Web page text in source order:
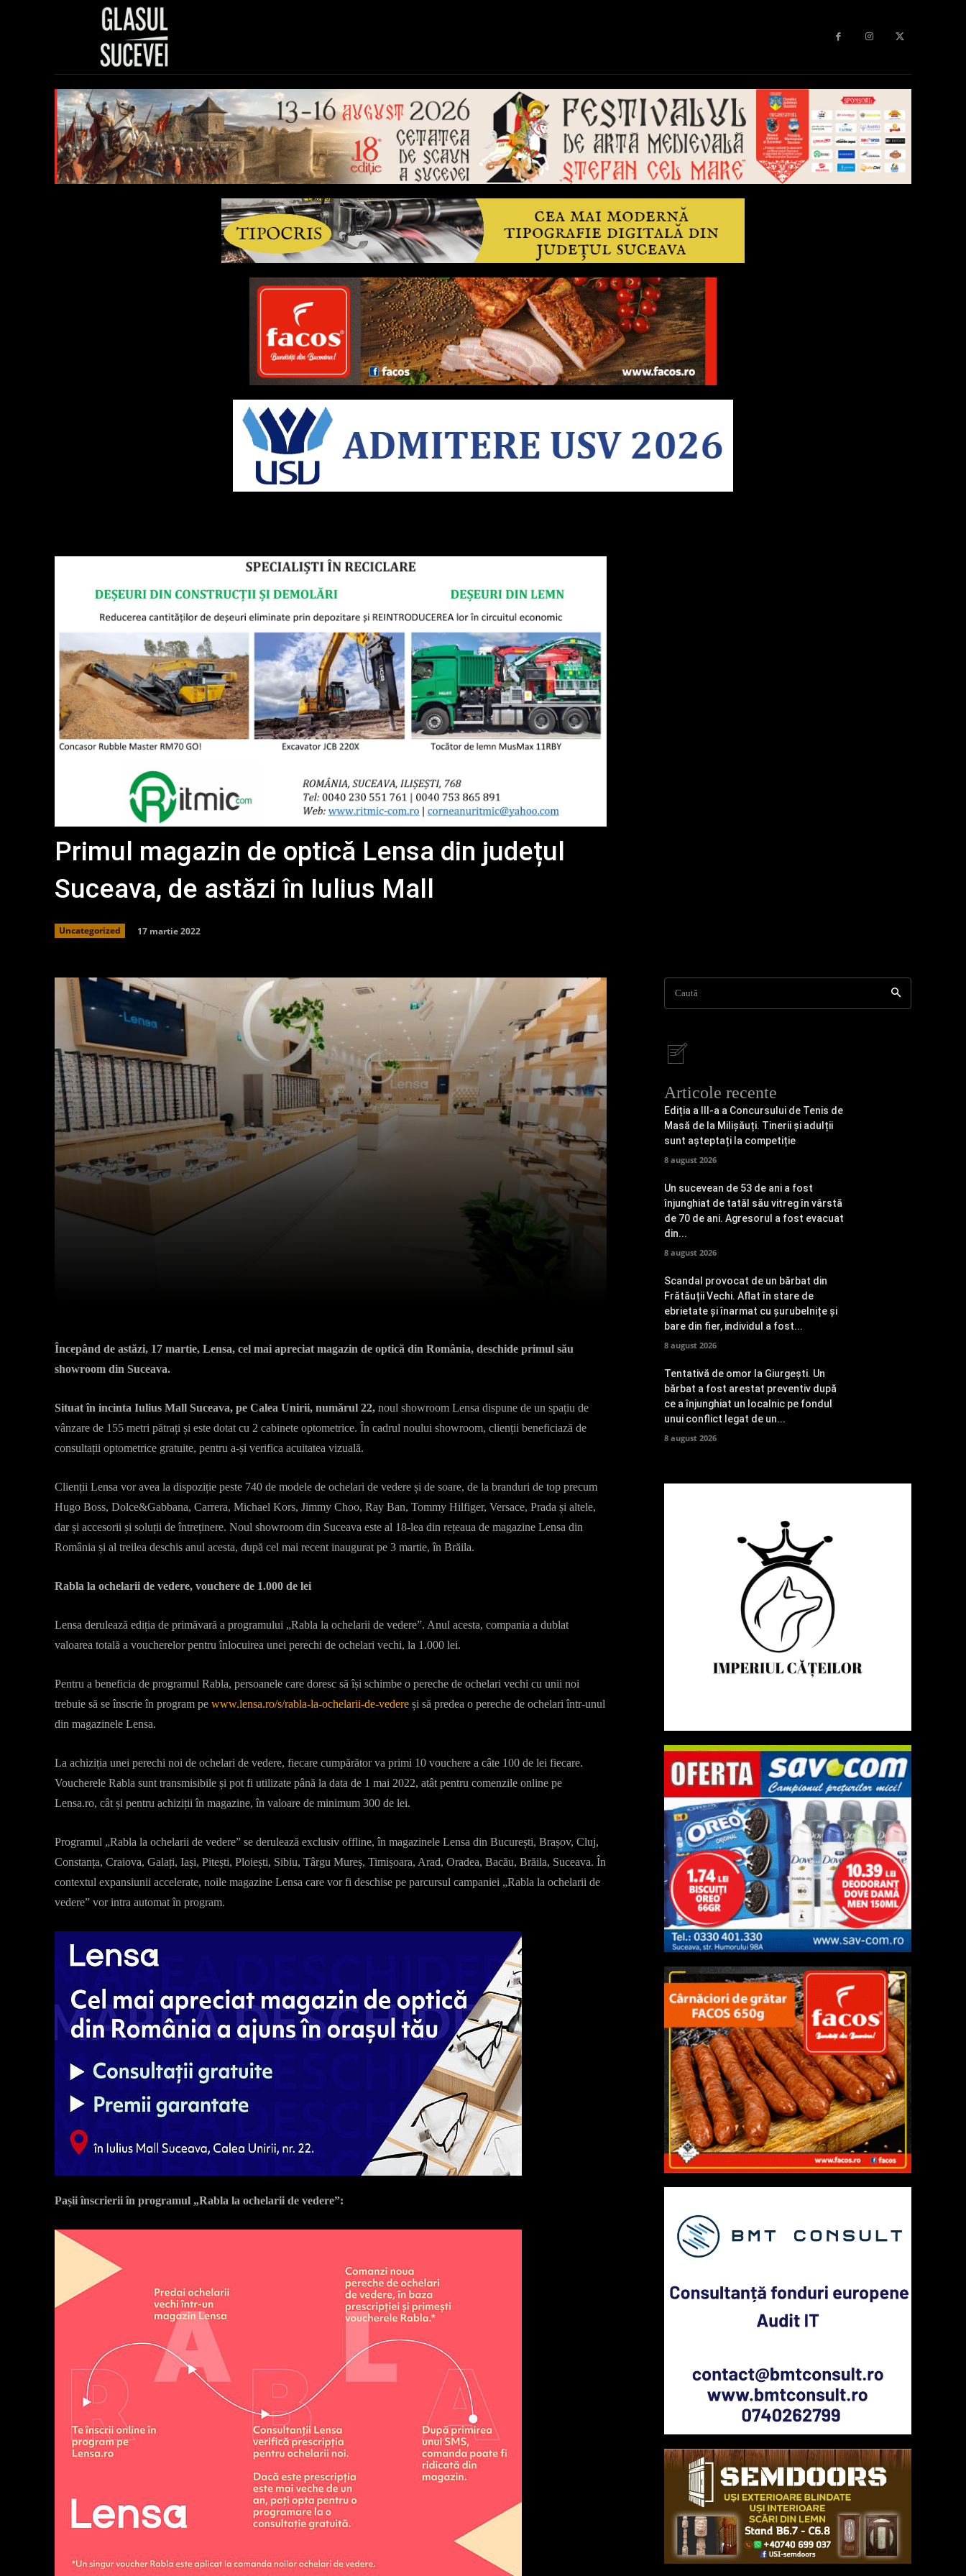
Primul magazin de optică Lensa din județul
Suceava, de astăzi în Iulius Mall
Uncategorized 17 martie 2022
Începând de astăzi, 17 martie, Lensa, cel mai apreciat magazin de optică din România, deschide primul său
showroom din Suceava.
Situat în incinta Iulius Mall Suceava, pe Calea Unirii, numărul 22, noul showroom Lensa dispune de un spațiu de
vânzare de 155 metri pătrați și este dotat cu 2 cabinete optometrice. În cadrul noului showroom, clienții beneficiază de
consultații optometrice gratuite, pentru a-și verifica acuitatea vizuală.
Clienții Lensa vor avea la dispoziție peste 740 de modele de ochelari de vedere și de soare, de la branduri de top precum
Hugo Boss, Dolce&Gabbana, Carrera, Michael Kors, Jimmy Choo, Ray Ban, Tommy Hilfiger, Versace, Prada și altele,
dar și accesorii și soluții de întreținere. Noul showroom din Suceava este al 18-lea din rețeaua de magazine Lensa din
România și al treilea deschis anul acesta, după cel mai recent inaugurat pe 3 martie, în Brăila.
Rabla la ochelarii de vedere, vouchere de 1.000 de lei
Lensa derulează ediția de primăvară a programului „Rabla la ochelarii de vedere”. Anul acesta, compania a dublat
valoarea totală a voucherelor pentru înlocuirea unei perechi de ochelari vechi, la 1.000 lei.
Pentru a beneficia de programul Rabla, persoanele care doresc să își schimbe o pereche de ochelari vechi cu unii noi
trebuie să se înscrie în program pe www.lensa.ro/s/rabla-la-ochelarii-de-vedere și să predea o pereche de ochelari într-unul
din magazinele Lensa.
La achiziția unei perechi noi de ochelari de vedere, fiecare cumpărător va primi 10 vouchere a câte 100 de lei fiecare.
Voucherele Rabla sunt transmisibile și pot fi utilizate până la data de 1 mai 2022, atât pentru comenzile online pe
Lensa.ro, cât și pentru achiziții în magazine, în valoare de minimum 300 de lei.
Programul „Rabla la ochelarii de vedere” se derulează exclusiv offline, în magazinele Lensa din București, Brașov, Cluj,
Constanța, Craiova, Galați, Iași, Pitești, Ploiești, Sibiu, Târgu Mureș, Timișoara, Arad, Oradea, Bacău, Brăila, Suceava. În
contextul expansiunii accelerate, noile magazine Lensa care vor fi deschise pe parcursul campaniei „Rabla la ochelarii de
vedere” vor intra automat în program.
Pașii înscrierii în programul „Rabla la ochelarii de vedere”:
Caută
Articole recente
Ediția a III-a a Concursului de Tenis de
Masă de la Milișăuți. Tinerii și adulții
sunt așteptați la competiție
8 august 2026
Un sucevean de 53 de ani a fost
înjunghiat de tatăl său vitreg în vârstă
de 70 de ani. Agresorul a fost evacuat
din...
8 august 2026
Scandal provocat de un bărbat din
Frătăuții Vechi. Aflat în stare de
ebrietate și înarmat cu șurubelnițe și
bare din fier, individul a fost...
8 august 2026
Tentativă de omor la Giurgești. Un
bărbat a fost arestat preventiv după
ce a înjunghiat un localnic pe fondul
unui conflict legat de un...
8 august 2026